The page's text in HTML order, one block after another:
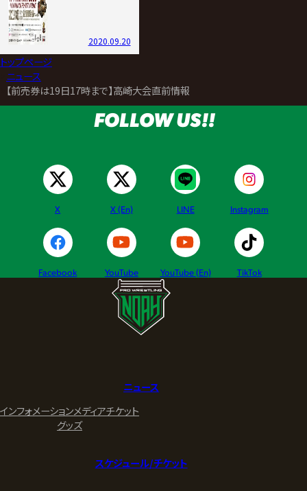
2020.09.20
トップページ
ニュース
【前売券は19日17時まで】高崎大会直前情報
FOLLOW US!!
X X (En) LINE Instagram
Facebook YouTube YouTube (En) TikTok
ニュース
インフォメーションメディアチケット
グッズ
スケジュール/チケット